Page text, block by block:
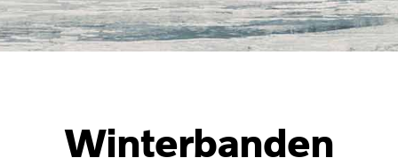
Winterbanden